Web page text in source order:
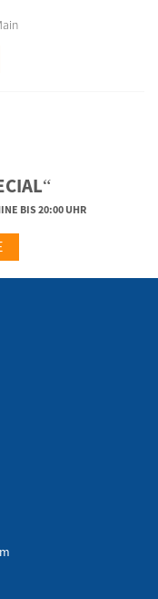
BIS 20:00 UHR